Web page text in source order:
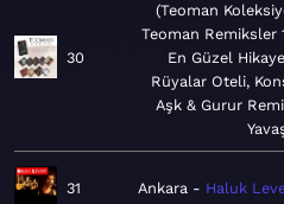
30
Teoman
Teoman Remiksler
En Güzel
Rüyalar Oteli,
Aşk & Gurur
31 Ankara Haluk